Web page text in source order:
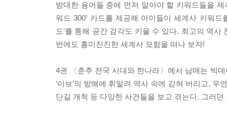
방대한 용어들 중에 먼저 알아야 할 키워드들을
워드 300’ 카드를 제공해 아이들이 세계사 키워
도’를 통해 공간 감각도 키울 수 있다. 최고의 역
번에도 흥미진진한 세계사 모험을 떠나 보자!
4권 〈춘추 전국 시대와 한나라〉에서 남매는 빅
‘이브’의 방해에 휘말려 역사 속에 갇혀 버리고,
단길 개척 등 다양한 사건들을 보고 겪는다. 그러